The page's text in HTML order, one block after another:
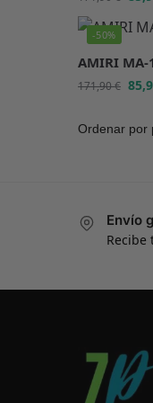
-50%
AMIRI MA-
171,90€
Envío
Recibe